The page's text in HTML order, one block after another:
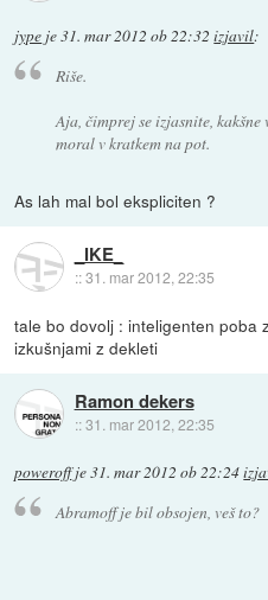
jype je31. mar 2012 ob 22:32 izjavil:
Riše.
Aja, čimprej se izjasnite,
moral v kratkem na pot.
As lah mal bol ekspliciten ?
_IKE_
::31. mar 2012, 22:35
tale bo dovolj : inteligenten poba
izkušnjami z dekleti
Ramon dekers
::31. mar 2012, 22:35
poweroffje31. mar 2012 ob 22:24
Abramoff je bil obsojen, veš to?